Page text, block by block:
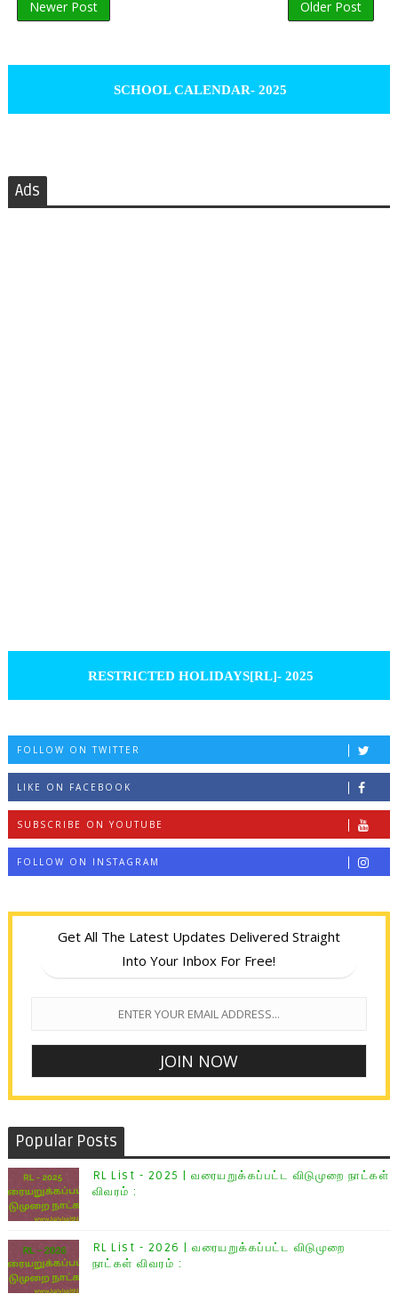
Newer Post Older Post
SCHOOL CALENDAR- 2025
Ads
RESTRICTED HOLIDAYS[RL]- 2025
FOLLOW ON TWITTER
LIKE ON FACEBOOK
SUBSCRIBE ON YOUTUBE
FOLLOW ON INSTAGRAM
Get All The Latest Updates Delivered Straight
Into Your Inbox For Free!
Popular Posts
RL List - 2025 | வரையறுக்கப்பட்ட விடுமுறை நாட்கள்
விவரம் :
RL List - 2026 | வரையறுக்கப்பட்ட விடுமுறை
நாட்கள் விவரம் :